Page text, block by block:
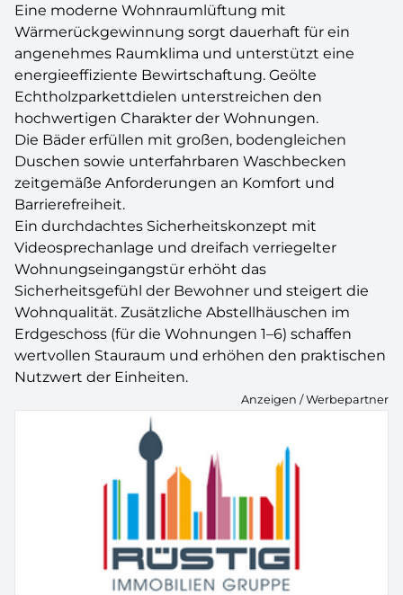
Eine moderne Wohnraumlüftung mit
Wärmerückgewinnung sorgt dauerhaft für ein
angenehmes Raumklima und unterstützt eine
energieeffiziente Bewirtschaftung. Geölte
Echtholzparkettdielen unterstreichen den
hochwertigen Charakter der Wohnungen.
Die Bäder erfüllen mit großen, bodengleichen
Duschen sowie unterfahrbaren Waschbecken
zeitgemäße Anforderungen an Komfort und
Barrierefreiheit.
Ein durchdachtes Sicherheitskonzept mit
Videosprechanlage und dreifach verriegelter
Wohnungseingangstür erhöht das
Sicherheitsgefühl der Bewohner und steigert die
Wohnqualität. Zusätzliche Abstellhäuschen im
Erdgeschoss (für die Wohnungen 1–6) schaffen
wertvollen Stauraum und erhöhen den praktischen
Nutzwert der Einheiten.
Anzeigen / Werbepartner